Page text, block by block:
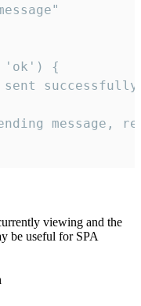
'ok') {
message,
viewing and the
be useful for SPA